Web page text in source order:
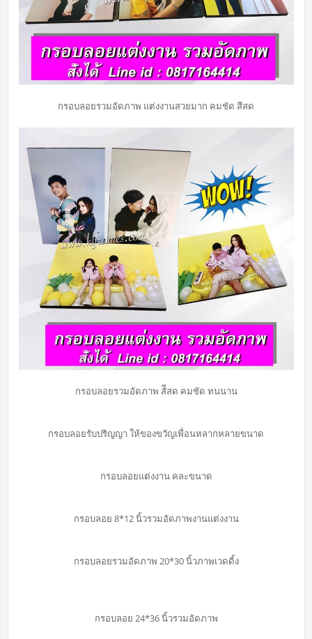
กรอบลอยรวมอัดภาพ แต่งงานสวยมาก คมชัด สีสด
กรอบลอยรวมอัดภาพ สัีสด คมชัด ทนนาน
กรอบลอยรับปริญญา ให้ของขวัญเพื่อนหลากหลายขนาด
กรอบลอยแต่งงาน คละขนาด
กรอบลอย 8*12 นิ้วรวมอัดภาพงานแต่งงาน
กรอบลอยรวมอัดภาพ 20*30 นิ้วภาพเวดดิ้ง
กรอบลอย 24*36 นิ้วรวมอัดภาพ